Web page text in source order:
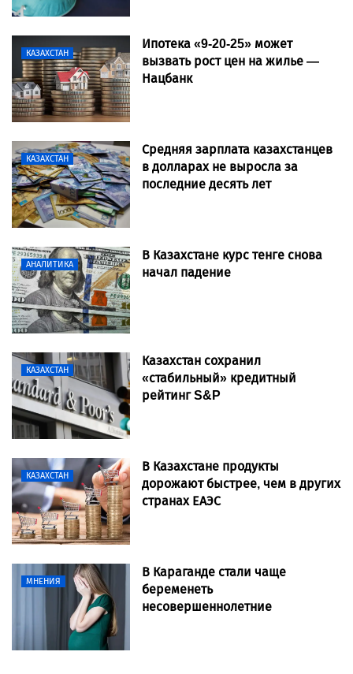
КАЗАХСТАН
Ипотека «9-20-25» может
вызвать рост цен на жилье —
Нацбанк
КАЗАХСТАН
Средняя зарплата казахстанцев
в долларах не выросла за
последние десять лет
АНАЛИТИКА
В Казахстане курс тенге снова
начал падение
КАЗАХСТАН
Казахстан сохранил
«стабильный» кредитный
рейтинг S&P
КАЗАХСТАН
В Казахстане продукты
дорожают быстрее, чем в других
странах ЕАЭС
МНЕНИЯ
В Караганде стали чаще
беременеть
несовершеннолетние